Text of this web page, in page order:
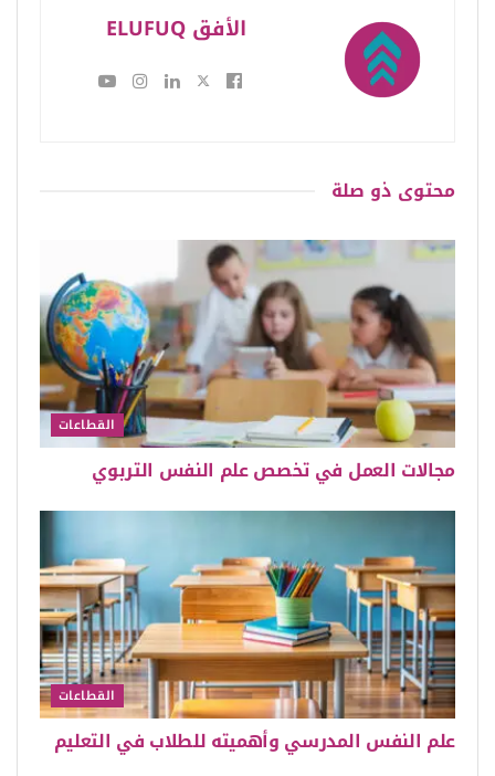
الأفق ELUFUQ
محتوى ذو صلة
القطاعات
مجالات العمل في تخصص علم النفس التربوي
القطاعات
علم النفس المدرسي وأهميته للطلاب في التعليم